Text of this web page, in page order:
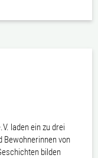
laden ein zu drei
Bewohnerinnen von
bilden